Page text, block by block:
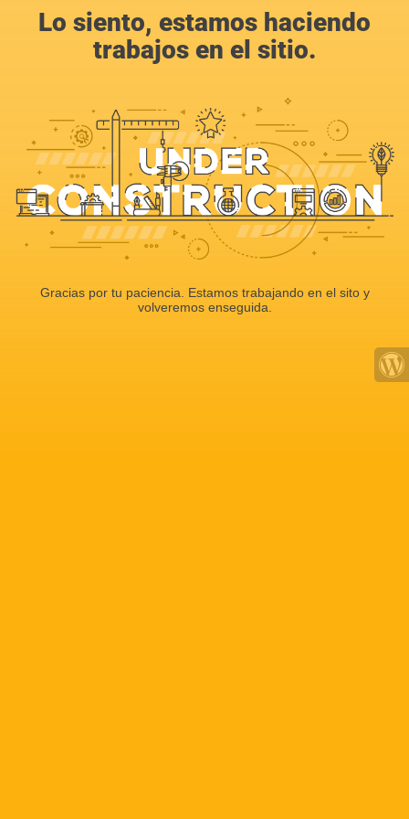
Lo siento, estamos haciendo
trabajos en el sitio.
Gracias por tu paciencia. Estamos trabajando en el sito y
volveremos enseguida.